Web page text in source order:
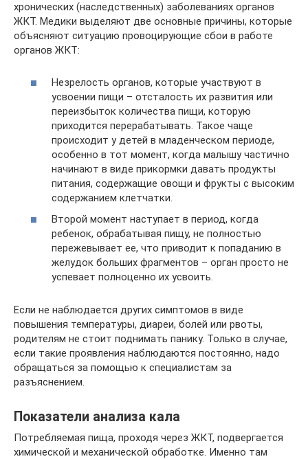
хронических (наследственных) заболеваниях органов
ЖКТ. Медики выделяют две основные причины, которые
объясняют ситуацию провоцирующие сбои в работе
органов ЖКТ:
Незрелость органов, которые участвуют в
усвоении пищи – отсталость их развития или
переизбыток количества пищи, которую
приходится перерабатывать. Такое чаще
происходит у детей в младенческом периоде,
особенно в тот момент, когда малышу частично
начинают в виде прикормки давать продукты
питания, содержащие овощи и фрукты с высоким
содержанием клетчатки.
Второй момент наступает в период, когда
ребенок, обрабатывая пищу, не полностью
пережевывает ее, что приводит к попаданию в
желудок больших фрагментов – орган просто не
успевает полноценно их усвоить.
Если не наблюдается других симптомов в виде
повышения температуры, диареи, болей или рвоты,
родителям не стоит поднимать панику. Только в случае,
если такие проявления наблюдаются постоянно, надо
обращаться за помощью к специалистам за
разъяснением.
Показатели анализа кала
Потребляемая пища, проходя через ЖКТ, подвергается
химической и механической обработке. Именно там